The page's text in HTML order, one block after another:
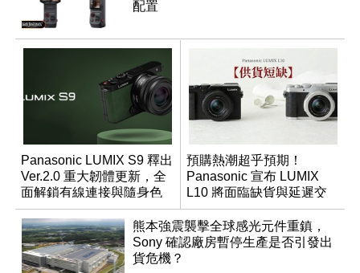
配置
Panasonic LUMIX S9 釋出
Ver.2.0 重大韌體更新，全
面解鎖有線連接與隨身色
調編輯
預購熱潮超乎預期！
Panasonic 宣布 LUMIX
L10 將面臨缺貨與延遲交
貨時間
熊本強震襲擊全球感光元件重鎮，
Sony 確認廠房暫停生產是否引發出
貨危機？